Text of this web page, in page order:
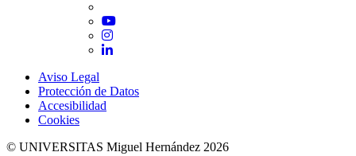
YouTube
Instagram
LinkedIn
Aviso Legal
Protección de Datos
Accesibilidad
Cookies
© UNIVERSITAS Miguel Hernández 2026